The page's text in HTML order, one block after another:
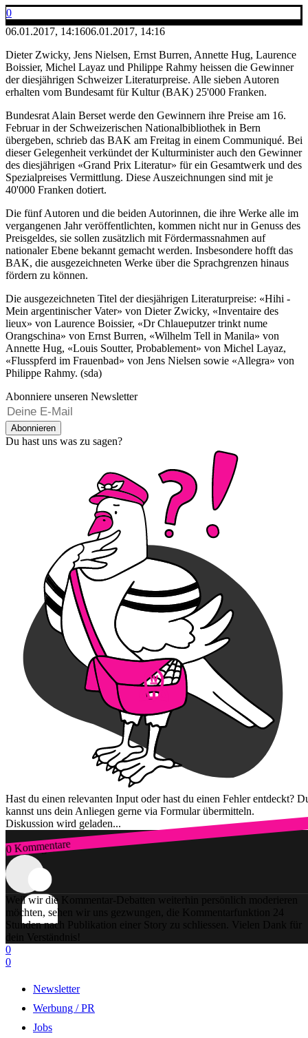
0
06.01.2017, 14:1606.01.2017, 14:16
Dieter Zwicky, Jens Nielsen, Ernst Burren, Annette Hug, Laurence
Boissier, Michel Layaz und Philippe Rahmy heissen die Gewinner
der diesjährigen Schweizer Literaturpreise. Alle sieben Autoren
erhalten vom Bundesamt für Kultur (BAK) 25'000 Franken.
Bundesrat Alain Berset werde den Gewinnern ihre Preise am 16.
Februar in der Schweizerischen Nationalbibliothek in Bern
übergeben, schrieb das BAK am Freitag in einem Communiqué. Bei
dieser Gelegenheit verkündet der Kulturminister auch den Gewinner
des diesjährigen «Grand Prix Literatur» für ein Gesamtwerk und des
Spezialpreises Vermittlung. Diese Auszeichnungen sind mit je
40'000 Franken dotiert.
Die fünf Autoren und die beiden Autorinnen, die ihre Werke alle im
vergangenen Jahr veröffentlichten, kommen nicht nur in Genuss des
Preisgeldes, sie sollen zusätzlich mit Fördermassnahmen auf
nationaler Ebene bekannt gemacht werden. Insbesondere hofft das
BAK, die ausgezeichneten Werke über die Sprachgrenzen hinaus
fördern zu können.
Die ausgezeichneten Titel der diesjährigen Literaturpreise: «Hihi -
Mein argentinischer Vater» von Dieter Zwicky, «Inventaire des
lieux» von Laurence Boissier, «Dr Chlaueputzer trinkt nume
Orangschina» von Ernst Burren, «Wilhelm Tell in Manila» von
Annette Hug, «Louis Soutter, Probablement» von Michel Layaz,
«Flusspferd im Frauenbad» von Jens Nielsen sowie «Allegra» von
Philippe Rahmy. (sda)
Abonniere unseren Newsletter
Abonnieren
Du hast uns was zu sagen?
Hast du einen relevanten Input oder hast du einen Fehler entdeckt?
kannst uns dein Anliegen gerne via Formular übermitteln.
Diskussion wird geladen...
0 Kommentare
Zum Login
Weil wir die Kommentar-Debatten weiterhin persönlich moderieren
möchten, sehen wir uns gezwungen, die Kommentarfunktion 24
Stunden nach Publikation einer Story zu schliessen. Vielen Dank für
dein Verständnis!
0
0
Newsletter
Werbung / PR
Jobs